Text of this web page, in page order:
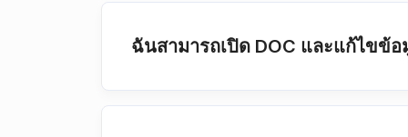
ฉันสามารถเปิด DOC และแก้ไขข้